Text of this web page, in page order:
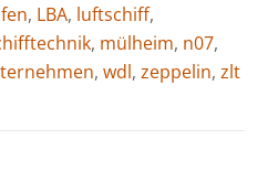
, LBA, luftschiff,
, mülheim, n07,
, wdl, zeppelin, zlt